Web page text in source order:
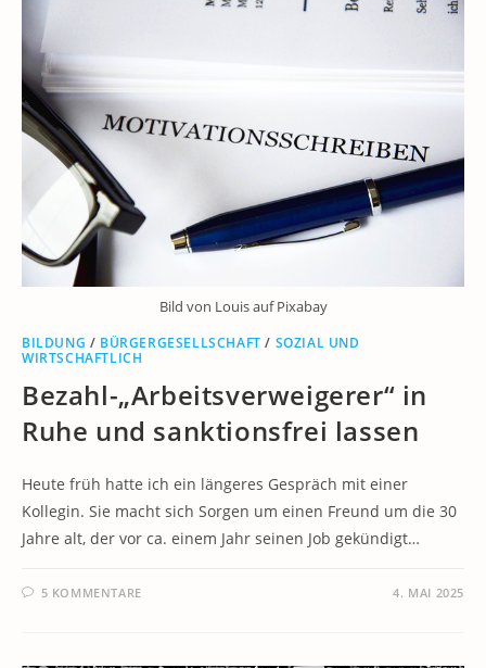
Bild von Louis auf Pixabay
BILDUNG / BÜRGERGESELLSCHAFT / SOZIAL UND
WIRTSCHAFTLICH
Bezahl-„Arbeitsverweigerer“ in
Ruhe und sanktionsfrei lassen
Heute früh hatte ich ein längeres Gespräch mit einer
Kollegin. Sie macht sich Sorgen um einen Freund um die 30
Jahre alt, der vor ca. einem Jahr seinen Job gekündigt…
5 KOMMENTARE 4. MAI 2025